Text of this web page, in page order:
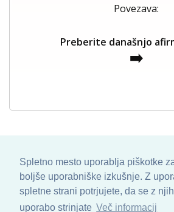
Spletno mesto uporablja piškotke
boljše uporabniške izkušnje. Z
spletne strani potrjujete, da se z
uporabo strinjate Več informacij
Povezava:
Preberite današnjo
➡️